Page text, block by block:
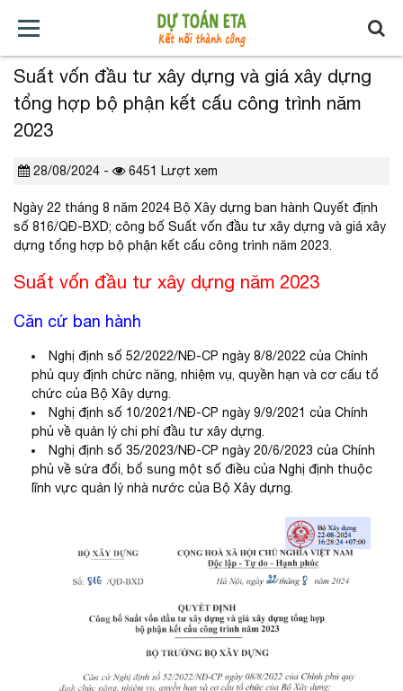
TRANG
GIỚI
THIỆU
TẢI
TIN
BÁO
KHÓA
Suất vốn đầu tư xây dựng và giá xây dựng
tổng hợp bộ phận kết cấu công trình năm
2023
28/08/2024 - 6451 Lượt xem
Ngày 22 tháng 8 năm 2024 Bộ Xây dựng ban hành Quyết định
số 816/QĐ-BXD; công bố Suất vốn đầu tư xây dựng và giá xây
dựng tổng hợp bộ phận kết cấu công trình năm 2023.
Suất vốn đầu tư xây dựng năm 2023
Căn cứ ban hành
Nghị định số 52/2022/NĐ-CP ngày 8/8/2022 của Chính
phủ quy định chức năng, nhiệm vụ, quyền hạn và cơ cấu tổ
chức của Bộ Xây dựng.
Nghị định số 10/2021/NĐ-CP ngày 9/9/2021 của Chính
phủ về quản lý chi phí đầu tư xây dựng.
Nghị định số 35/2023/NĐ-CP ngày 20/6/2023 của Chính
phủ về sửa đổi, bổ sung một số điều của Nghị định thuộc
lĩnh vực quản lý nhà nước của Bộ Xây dựng.